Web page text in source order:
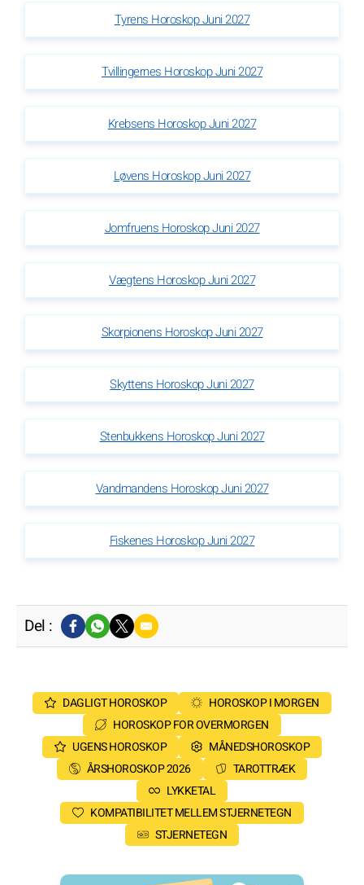
Tyrens Horoskop Juni 2027
Tvillingernes Horoskop Juni 2027
Krebsens Horoskop Juni 2027
Løvens Horoskop Juni 2027
Jomfruens Horoskop Juni 2027
Vægtens Horoskop Juni 2027
Skorpionens Horoskop Juni 2027
Skyttens Horoskop Juni 2027
Stenbukkens Horoskop Juni 2027
Vandmandens Horoskop Juni 2027
Fiskenes Horoskop Juni 2027
Del :
DAGLIGT HOROSKOP
HOROSKOP I MORGEN
HOROSKOP FOR OVERMORGEN
UGENS HOROSKOP
MÅNEDSHOROSKOP
ÅRSHOROSKOP 2026
TAROTTRÆK
LYKKETAL
KOMPATIBILITET MELLEM STJERNETEGN
STJERNETEGN